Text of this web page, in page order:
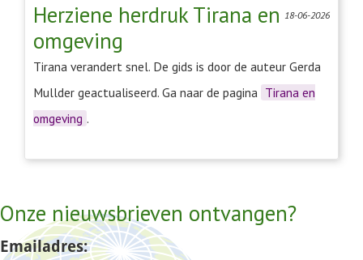
18-06-2026
Herziene herdruk Tirana en
omgeving
Tirana verandert snel. De gids is door de auteur Gerda
Mullder geactualiseerd. Ga naar de pagina Tirana en
omgeving .
Onze nieuwsbrieven ontvangen?
Emailadres: